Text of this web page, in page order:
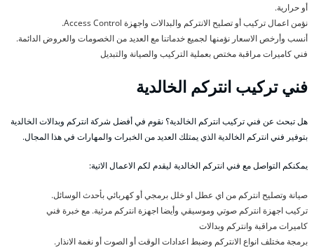
أو حرارية.
نؤمن اعمال تركيب أو تصليح الانتركم والبدالات واجهزة Access Control.
أنسب وأرخص الاسعار نؤمنها لجميع خدماتنا مع العديد من الخصومات والعروض الدائمة.
فني كاميرات مراقبة مختص بعملية التركيب والصيانة والتبديل
فني تركيب انتركم الخالدية
هل تبحث عن فني تركيب انتركم الخالدية؟ نقوم في أفضل شركة انتركم وبدالات الخالدية
بتوفير فني انتركم الخالدية الذي يمتلك العديد من الخبرات والمهارات في هذا المجال.
يمكنكم التواصل مع فني انتركم الخالدية ليقدم لكم الاعمال الاتية:
صيانة وتصليح انتركم من اي عطل او خلل برمجي أو كهربائي بأحدث الوسائل.
تركيب اجهزة انتركم صوتي وموسيقي وأيضا اجهزة انتركم مرئية. مع خبرة فني
كاميرات مراقبة وانتركم وبدالات
برمجة مختلف انواع الانتركم وضبط اعدادات الوقت أو الصوت أو نغمة الانذار.